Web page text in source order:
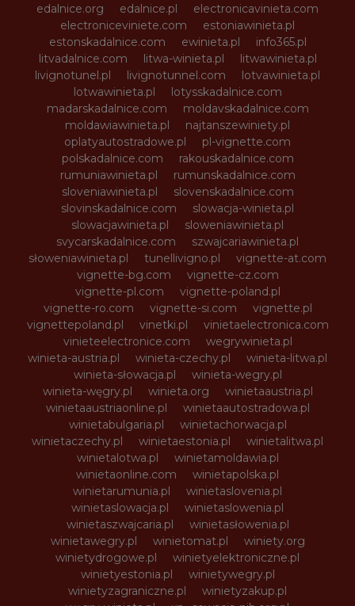
edalnice.org
edalnice.pl
electronicavinieta.com
electroniceviniete.com
estoniawinieta.pl
estonskadalnice.com
ewinieta.pl
info365.pl
litvadalnice.com
litwa-winieta.pl
litwawinieta.pl
livignotunel.pl
livignotunnel.com
lotvawinieta.pl
lotwawinieta.pl
lotysskadalnice.com
madarskadalnice.com
moldavskadalnice.com
moldawiawinieta.pl
najtanszewiniety.pl
oplatyautostradowe.pl
pl-vignette.com
polskadalnice.com
rakouskadalnice.com
rumuniawinieta.pl
rumunskadalnice.com
sloveniawinieta.pl
slovenskadalnice.com
slovinskadalnice.com
slowacja-winieta.pl
slowacjawinieta.pl
sloweniawinieta.pl
svycarskadalnice.com
szwajcariawinieta.pl
słoweniawinieta.pl
tunellivigno.pl
vignette-at.com
vignette-bg.com
vignette-cz.com
vignette-pl.com
vignette-poland.pl
vignette-ro.com
vignette-si.com
vignette.pl
vignettepoland.pl
vinetki.pl
vinietaelectronica.com
vinieteelectronice.com
wegrywinieta.pl
winieta-austria.pl
winieta-czechy.pl
winieta-litwa.pl
winieta-słowacja.pl
winieta-wegry.pl
winieta-węgry.pl
winieta.org
winietaaustria.pl
winietaaustriaonline.pl
winietaautostradowa.pl
winietabulgaria.pl
winietachorwacja.pl
winietaczechy.pl
winietaestonia.pl
winietalitwa.pl
winietalotwa.pl
winietamoldawia.pl
winietaonline.com
winietapolska.pl
winietarumunia.pl
winietaslovenia.pl
winietaslowacja.pl
winietaslowenia.pl
winietaszwajcaria.pl
winietasłowenia.pl
winietawegry.pl
winietomat.pl
winiety.org
winietydrogowe.pl
winietyelektroniczne.pl
winietyestonia.pl
winietywegry.pl
winietyzagraniczne.pl
winietyzakup.pl